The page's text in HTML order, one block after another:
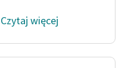
Czytaj więcej